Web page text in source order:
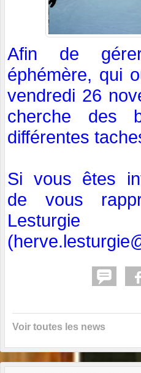
Afin de
éphémère, qui
vendredi 26
cherche des
différentes
Si vous êtes
de vous
Lesturgie
(
Voir toutes les news